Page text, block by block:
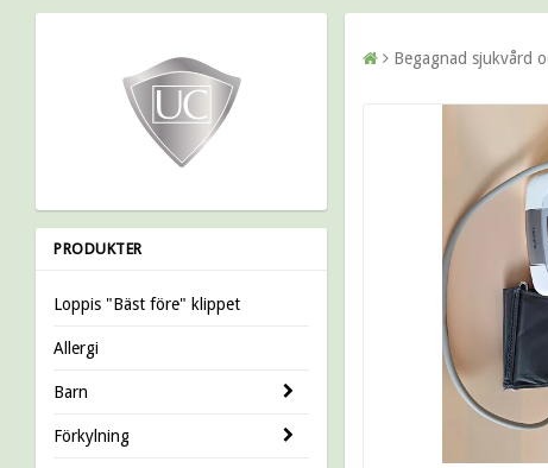
PRODUKTER
Loppis "Bäst före" klippet
Allergi
Barn
Förkylning
Begagnad sjukvård